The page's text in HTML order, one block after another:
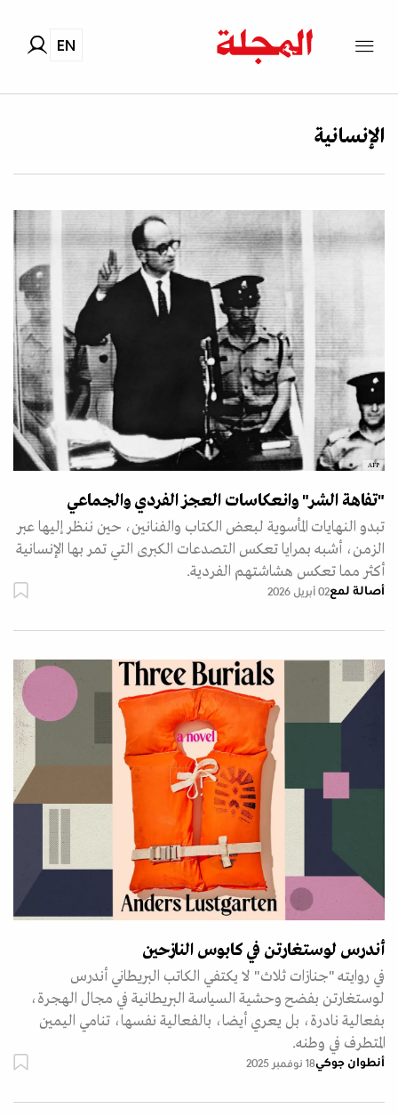
EN
الإنسانية
AFP
"تفاهة الشر" وانعكاسات العجز الفردي والجماعي
تبدو النهايات المأسوية لبعض الكتاب والفنانين، حين ننظر إليها عبر
الزمن، أشبه بمرايا تعكس التصدعات الكبرى التي تمر بها الإنسانية
أكثر مما تعكس هشاشتهم الفردية.
أصالة لمع02 أبريل 2026
أندرس لوستغارتن في كابوس النازحين
في روايته "جنازات ثلاث" لا يكتفي الكاتب البريطاني أندرس
لوستغارتن بفضح وحشية السياسة البريطانية في مجال الهجرة،
بفعالية نادرة، بل يعري أيضا، بالفعالية نفسها، تنامي اليمين
المتطرف في وطنه.
أنطوان جوكي18 نوفمبر 2025